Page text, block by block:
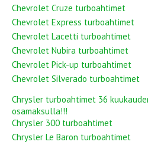
Chevrolet Cruze turboahtimet
Chevrolet Express turboahtimet
Chevrolet Lacetti turboahtimet
Chevrolet Nubira turboahtimet
Chevrolet Pick-up turboahtimet
Chevrolet Silverado turboahtimet
Chrysler turboahtimet 36
osamaksulla!!!
Chrysler 300 turboahtimet
Chrysler Le Baron turboahtimet